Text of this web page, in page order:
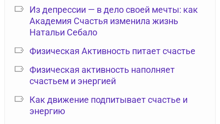
Из депрессии — в дело своей мечты: как
Академия Счастья изменила жизнь
Натальи Себало
Физическая Активность питает счастье
Физическая активность наполняет
счастьем и энергией
Как движение подпитывает счастье и
энергию